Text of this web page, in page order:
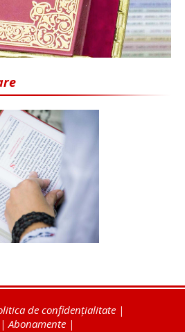
de confidențialitate |
|Abonamente |